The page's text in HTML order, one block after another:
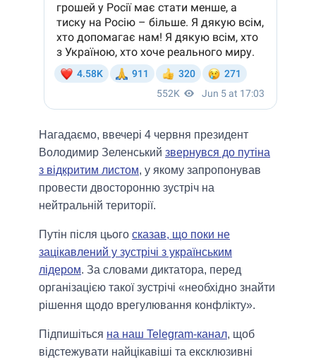
Нагадаємо, ввечері 4 червня президент
Володимир Зеленський звернувся до путіна
з відкритим листом, у якому запропонував
провести двосторонню зустріч на
нейтральній території.
Путін після цього сказав, що поки не
зацікавлений у зустрічі з українським
лідером. За словами диктатора, перед
організацією такої зустрічі «необхідно знайти
рішення щодо врегулювання конфлікту».
Підпишіться на наш Telegram-канал, щоб
відстежувати найцікавіші та ексклюзивні